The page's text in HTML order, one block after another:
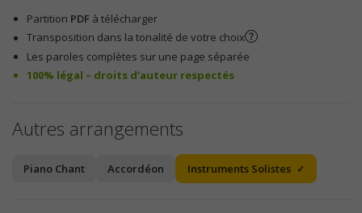
Partition PDF à télécharger
Transposition dans la tonalité de votre choix
Les paroles complètes sur une page séparée
100% légal – droits d’auteur respectés
Autres arrangements
Piano Chant Accordéon Instruments Solistes